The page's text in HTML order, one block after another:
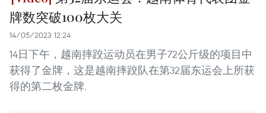
牌数突破100枚大关
14/05/2023 12:24
14日下午，越南摔跤运动员在男子72公斤级的项目中
获得了金牌，这是越南摔跤队在第32届东运会上所获
得的第二枚金牌.